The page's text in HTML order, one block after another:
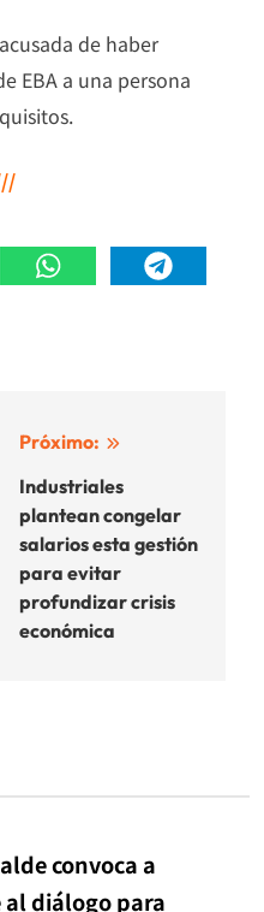
de haber
EBA a una persona
Próximo:
Industriales
plantean congelar
salarios esta gestión
para evitar
profundizar crisis
económica
convoca a
diálogo para